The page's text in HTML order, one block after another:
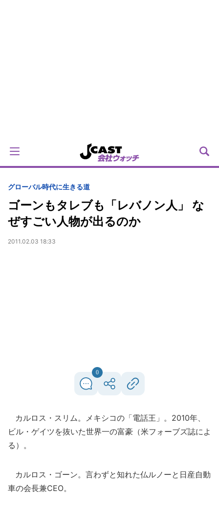
グローバル時代に生きる道
ゴーンもタレブも「レバノン人」 な
ぜすごい人物が出るのか
2011.02.03 18:33
0
カルロス・スリム。メキシコの「電話王」。2010年、
ビル・ゲイツを抜いた世界一の富豪（米フォーブズ誌によ
る）。
カルロス・ゴーン。言わずと知れた仏ルノーと日産自動
車の会長兼CEO。